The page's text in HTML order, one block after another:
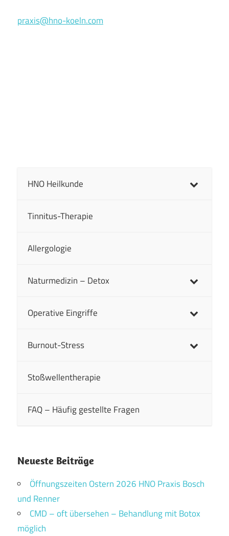
praxis@hno-koeln.com
HNO Heilkunde
Tinnitus-Therapie
Allergologie
Naturmedizin – Detox
Operative Eingriffe
Burnout-Stress
Stoßwellentherapie
FAQ – Häufig gestellte Fragen
Neueste Beiträge
Öffnungszeiten Ostern 2026 HNO Praxis Bosch
und Renner
CMD – oft übersehen – Behandlung mit Botox
möglich